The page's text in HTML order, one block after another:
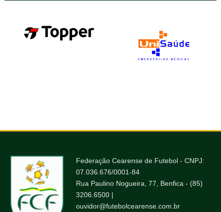
Federação Cearense de Futebol - CNPJ:
07.036.676/0001-84
Rua Paulino Nogueira, 77, Benfica - (85)
3206.6500 |
ouvidor@futebolcearense.com.br